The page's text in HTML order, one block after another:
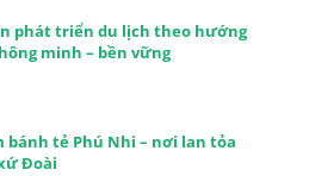
phát triển du lịch theo hướng
minh – bền vững
bánh tẻ Phú Nhi – nơi lan tỏa
Đoài